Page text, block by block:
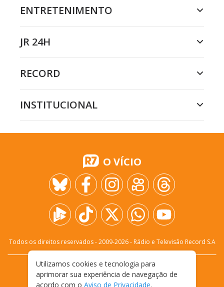
ENTRETENIMENTO
JR 24H
RECORD
INSTITUCIONAL
O VÍCIO
Todos os direitos reservados - 2009-2026- Rádio e Televisão Record S.A
FALE CONOSCO
PRIVACIDADE
TERMOS E CONDIÇÕES DE USO
Utilizamos cookies e tecnologia para
aprimorar sua experiência de navegação de
acordo com o Aviso de Privacidade.